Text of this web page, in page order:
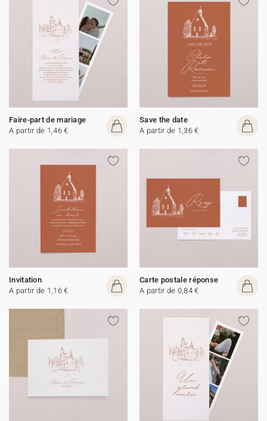
Faire-part de mariage
A partir de 1,46 €
Save the date
A partir de 1,36 €
Invitation
A partir de 1,16 €
Carte postale réponse
A partir de 0,84 €